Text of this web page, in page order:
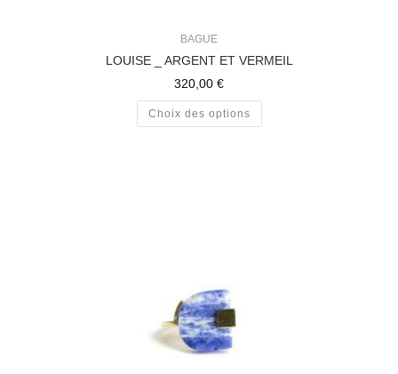
BAGUE
LOUISE _ ARGENT ET VERMEIL
320,00 €
Choix des options